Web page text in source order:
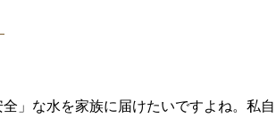
」な水を家族に届けたいですよね。私自